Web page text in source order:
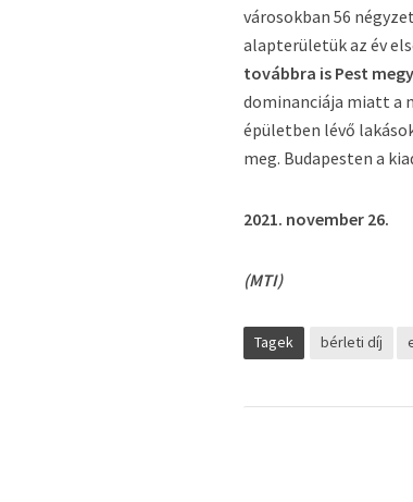
városokban 56
alapterületük az év
továbbra is Pest
dominanciája miatt a
épületben lévő
meg. Budapesten a
2021. november 26.
(MTI)
Tagek bérleti díj